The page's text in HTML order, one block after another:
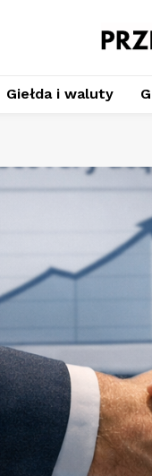
Giełda i waluty